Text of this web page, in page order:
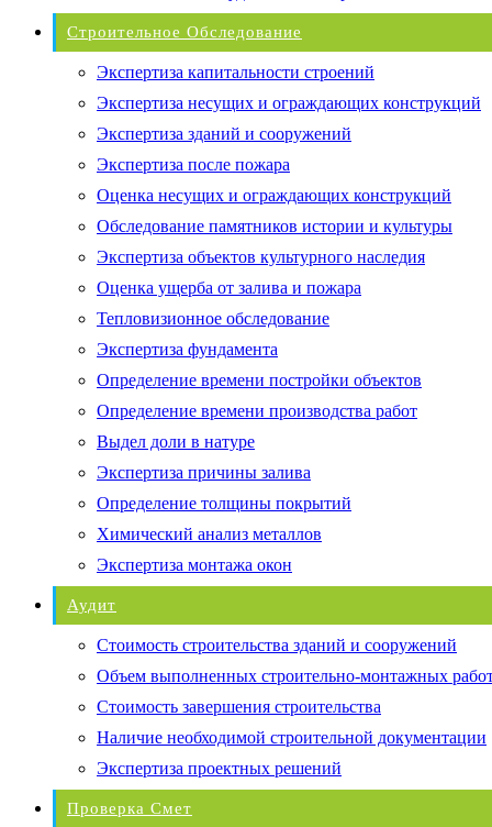
Строительное Обследование
Экспертиза капитальности строений
Экспертиза несущих и ограждающих конструкций
Экспертиза зданий и сооружений
Экспертиза после пожара
Оценка несущих и ограждающих конструкций
Обследование памятников истории и культуры
Экспертиза объектов культурного наследия
Оценка ущерба от залива и пожара
Тепловизионное обследование
Экспертиза фундамента
Определение времени постройки объектов
Определение времени производства работ
Выдел доли в натуре
Экспертиза причины залива
Определение толщины покрытий
Химический анализ металлов
Экспертиза монтажа окон
Аудит
Стоимость строительства зданий и сооружений
Объем выполненных строительно-монтажных
Стоимость завершения строительства
Наличие необходимой строительной документации
Экспертиза проектных решений
Проверка Смет